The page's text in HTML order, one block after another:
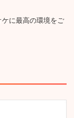
に最高の環境をご